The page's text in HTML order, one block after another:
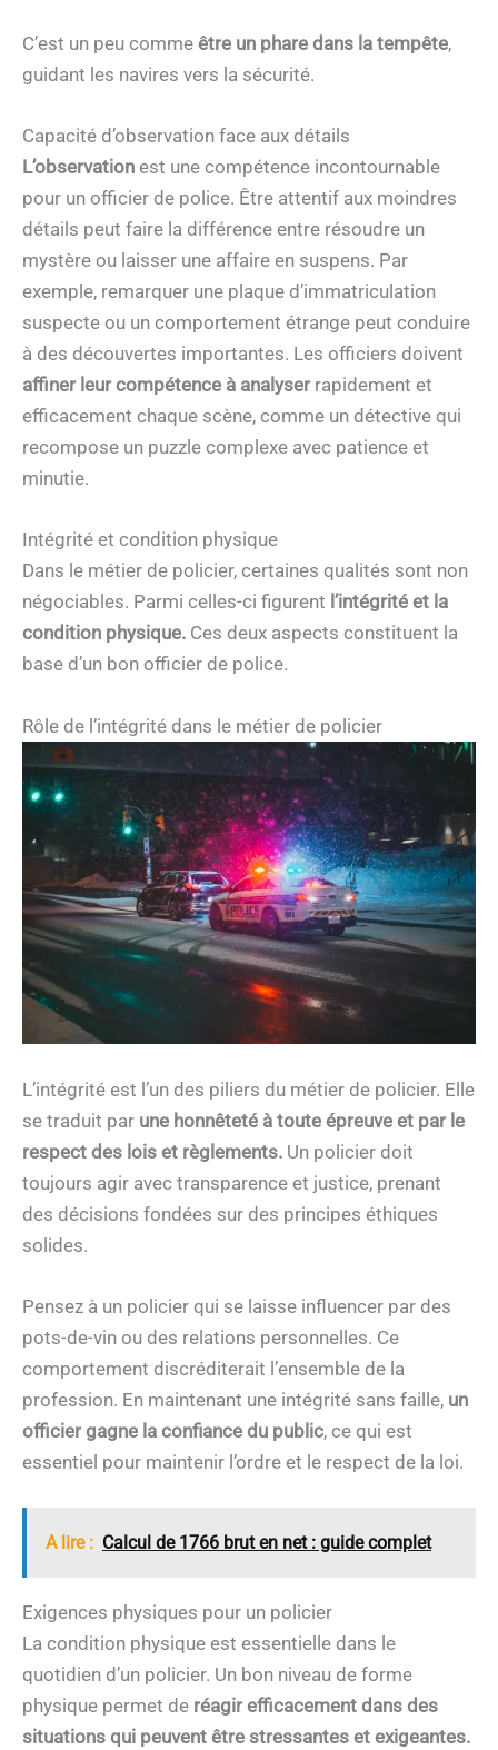
C’est un peu comme être un phare dans la tempête,
guidant les navires vers la sécurité.
Capacité d’observation face aux détails
L’observation est une compétence incontournable
pour un officier de police. Être attentif aux moindres
détails peut faire la différence entre résoudre un
mystère ou laisser une affaire en suspens. Par
exemple, remarquer une plaque d’immatriculation
suspecte ou un comportement étrange peut conduire
à des découvertes importantes. Les officiers doivent
affiner leur compétence à analyserrapidement et
efficacement chaque scène, comme un détective qui
recompose un puzzle complexe avec patience et
minutie.
Intégrité et condition physique
Dans le métier de policier, certaines qualités sont non
négociables. Parmi celles-ci figurent l’intégrité et la
condition physique. Ces deux aspects constituent la
base d’un bon officier de police.
Rôle de l’intégrité dans le métier de policier
L’intégrité est l’un des piliers du métier de policier. Elle
se traduit par une honnêteté à toute épreuve et par le
respect des lois et règlements. Un policier doit
toujours agir avec transparence et justice, prenant
des décisions fondées sur des principes éthiques
solides.
Pensez à un policier qui se laisse influencer par des
pots-de-vin ou des relations personnelles. Ce
comportement discréditerait l’ensemble de la
profession. En maintenant une intégrité sans faille, un
officier gagne la confiance du public, ce qui est
essentiel pour maintenir l’ordre et le respect de la loi.
A lire : Calcul de 1766 brut en net : guide complet
Exigences physiques pour un policier
La condition physique est essentielle dans le
quotidien d’un policier. Un bon niveau de forme
physique permet de réagir efficacement dans des
situations qui peuvent être stressantes et exigeantes.